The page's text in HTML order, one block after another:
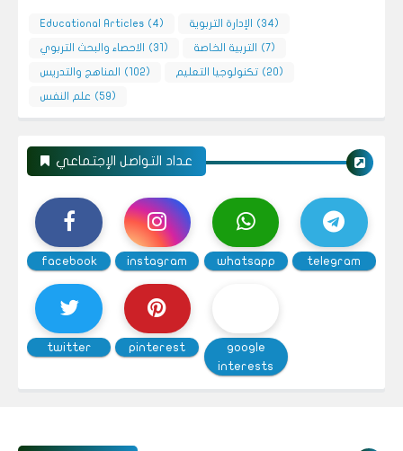
Educational Articles (4) الإدارة التربوية (34)
الاحصاء والبحث التربوي (31) التربية الخاصة (7)
المناهج والتدريس (102) تكنولوجيا التعليم (20)
علم النفس (59)
عداد التواصل الإجتماعي
facebook instagram whatsapp telegram
twitter pinterest
google
interests